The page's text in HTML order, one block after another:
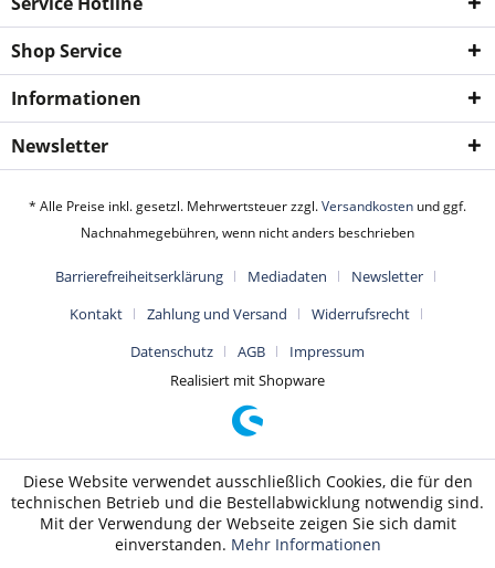
Shop Service
Informationen
Newsletter
* Alle Preise inkl. gesetzl. Mehrwertsteuer zzgl.Versandkosten und ggf.
Nachnahmegebühren, wenn nicht anders beschrieben
Barrierefreiheitserklärung Mediadaten
Newsletter
Kontakt
Zahlung und Versand
Widerrufsrecht
Datenschutz
AGB
Impressum
Realisiert mit Shopware
Diese Website verwendet ausschließlich Cookies, die für den
technischen Betrieb und die Bestellabwicklung notwendig sind.
Mit der Verwendung der Webseite zeigen Sie sich damit
einverstanden. Mehr Informationen